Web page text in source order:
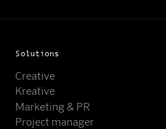
Solutions
Creative
Kreative
Marketing & PR
Project manager